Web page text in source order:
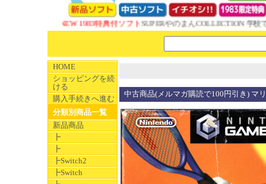
NEW 1983特典付ソフトSUPERやのまんCOLLECTION 学校であ
HOME
ショッピングを続
ける
購入手続きへ進む
分類別商品一覧
新品商品
┣
┣
┣Switch2
┣Switch
中古商品(メルマガ購読で100円引き) マ